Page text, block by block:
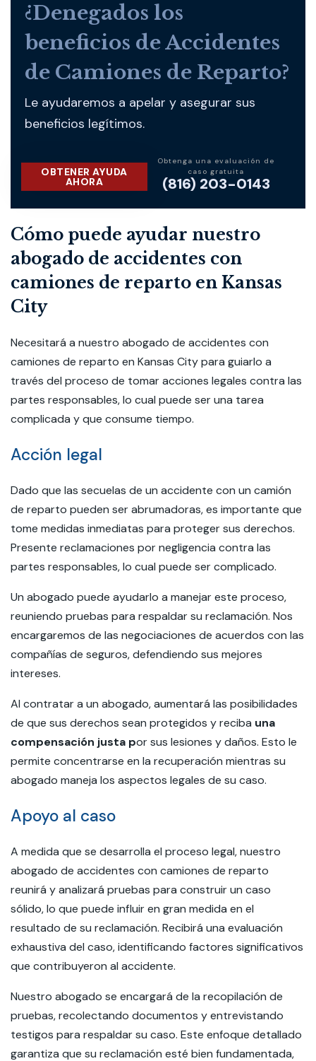
¿Denegados los
beneficios de Accidentes
de Camiones de Reparto?
Le ayudaremos a apelar y asegurar sus
beneficios legítimos.
OBTENER AYUDA
AHORA
Obtenga una evaluación de
caso gratuita
(816) 203-0143
Cómo puede ayudar nuestro
abogado de accidentes con
camiones de reparto en Kansas
City
Necesitará a nuestro abogado de accidentes con
camiones de reparto en Kansas City para guiarlo a
través del proceso de tomar acciones legales contra las
partes responsables, lo cual puede ser una tarea
complicada y que consume tiempo.
Acción legal
Dado que las secuelas de un accidente con un camión
de reparto pueden ser abrumadoras, es importante que
tome medidas inmediatas para proteger sus derechos.
Presente reclamaciones por negligencia contra las
partes responsables, lo cual puede ser complicado.
Un abogado puede ayudarlo a manejar este proceso,
reuniendo pruebas para respaldar su reclamación. Nos
encargaremos de las negociaciones de acuerdos con las
compañías de seguros, defendiendo sus mejores
intereses.
Al contratar a un abogado, aumentará las posibilidades
de que sus derechos sean protegidos y reciba una
compensación justa por sus lesiones y daños. Esto le
permite concentrarse en la recuperación mientras su
abogado maneja los aspectos legales de su caso.
Apoyo al caso
A medida que se desarrolla el proceso legal, nuestro
abogado de accidentes con camiones de reparto
reunirá y analizará pruebas para construir un caso
sólido, lo que puede influir en gran medida en el
resultado de su reclamación. Recibirá una evaluación
exhaustiva del caso, identificando factores significativos
que contribuyeron al accidente.
Nuestro abogado se encargará de la recopilación de
pruebas, recolectando documentos y entrevistando
testigos para respaldar su caso. Este enfoque detallado
garantiza que su reclamación esté bien fundamentada,